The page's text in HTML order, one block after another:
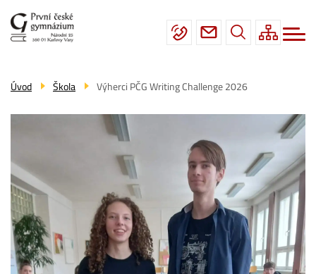
Přejít
hlavnímu
Menu
navigace
Škola
Studium
Úvod Škola Výherci PČG Writing Challenge 2026